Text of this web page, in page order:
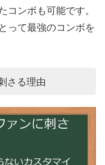
コンボも可能です。
って最強のコンボを
さる理由